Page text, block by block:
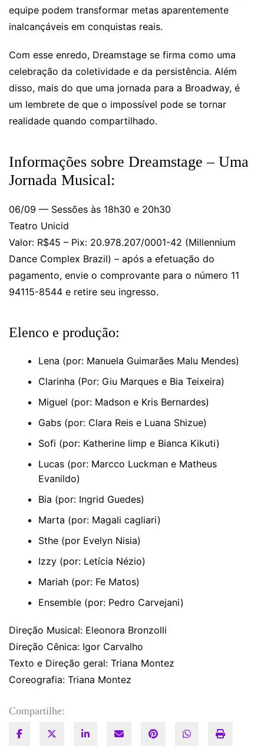
equipe podem transformar metas aparentemente
inalcançáveis em conquistas reais.
Com esse enredo, Dreamstage se firma como uma
celebração da coletividade e da persistência. Além
disso, mais do que uma jornada para a Broadway, é
um lembrete de que o impossível pode se tornar
realidade quando compartilhado.
Informações sobre Dreamstage – Uma
Jornada Musical:
06/09 — Sessões às 18h30 e 20h30
Teatro Unicid
Valor: R$45 – Pix: 20.978.207/0001-42 (Millennium
Dance Complex Brazil) – após a efetuação do
pagamento, envie o comprovante para o número 11
94115-8544 e retire seu ingresso.
Elenco e produção:
⁠Lena (por: Manuela Guimarães Malu Mendes)
⁠Clarinha (Por: Giu Marques e Bia Teixeira)
⁠Miguel (por: Madson e Kris Bernardes)
Gabs (por: Clara Reis e ⁠Luana Shizue)
⁠Sofi (por: Katherine limp e Bianca Kikuti)
Lucas (por: Marcco Luckman e Matheus
Evanildo)
Bia (por: Ingrid Guedes)
Marta (por: Magali cagliari)
Sthe (por Evelyn Nisia)
Izzy (por: Letícia Nézio)
Mariah (por: Fe Matos)
⁠Ensemble (por: Pedro Carvejani)
Direção Musical: Eleonora Bronzolli
Direção Cênica: Igor Carvalho
Texto e Direção geral: Triana Montez
Coreografia: Triana Montez
Compartilhe: